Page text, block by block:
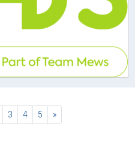
3 4 5 »nächste